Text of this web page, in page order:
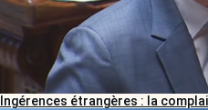
Ingérences étrangères : la